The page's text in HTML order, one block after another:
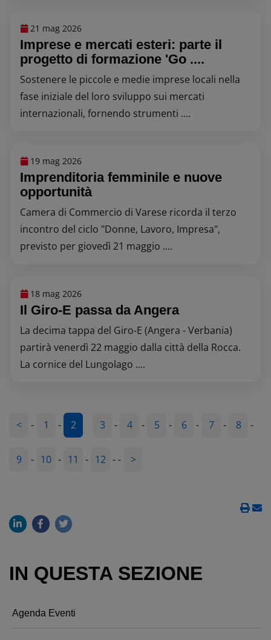
21 mag 2026
Imprese e mercati esteri: parte il
progetto di formazione 'Go ....
Sostenere le piccole e medie imprese locali nella
fase iniziale del loro sviluppo sui mercati
internazionali, fornendo strumenti ....
19 mag 2026
Imprenditoria femminile e nuove
opportunità
Camera di Commercio di Varese ricorda il terzo
incontro del ciclo "Donne, Lavoro, Impresa",
previsto per giovedì 21 maggio ....
18 mag 2026
Il Giro-E passa da Angera
La decima tappa del Giro-E (Angera - Verbania)
partirà venerdì 22 maggio dalla città della Rocca.
La cornice del Lungolago ....
< - 1 - 2 3 - 4 - 5 - 6 - 7 - 8 -
9 - 10 - 11 - 12 -- >
IN QUESTA SEZIONE
Agenda Eventi